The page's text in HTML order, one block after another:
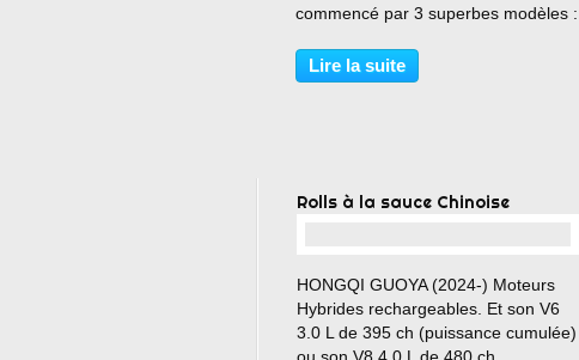
commencé par 3 superbes modèles :
https://performancecars.over-
blog.com/2024/09/une-sf90-a-l-
Lire la suite
Rolls à la sauce Chinoise
HONGQI GUOYA (2024-) Moteurs
Hybrides rechargeables. Et son V6
3.0 L de 395 ch (puissance cumulée)